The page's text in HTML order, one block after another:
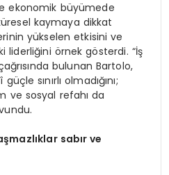
ekonomik büyümede
kaymaya dikkat
yükselen etkisini ve
liderliğini örnek gösterdi. “İş
bulunan Bartolo,
sınırlı olmadığını;
ve sosyal refahı da
sabır ve